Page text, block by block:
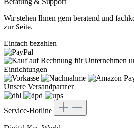
Beratung & Support
Wir stehen Ihnen gern beratend und
zur Seite.
Einfach bezahlen
Unsere Versandpartner
Service-Hotline